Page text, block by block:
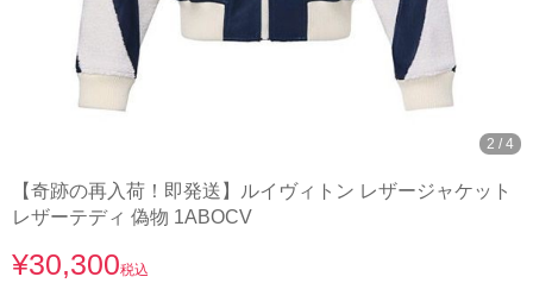
2 / 4
【奇跡の再入荷！即発送】ルイヴィトン レザージャケット
レザーテディ 偽物 1ABOCV
¥30,300税込